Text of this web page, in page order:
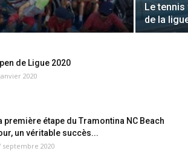
Le
de la
de Ligue 2020
2020
première étape du Tramontina NC Beach
un véritable succès...
septembre 2020